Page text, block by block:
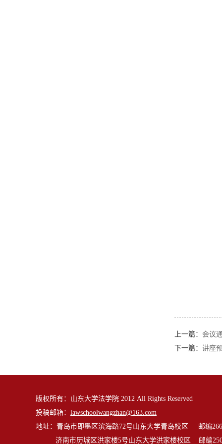
上一篇： 会议
下一篇： 讲座
版权所有：山东大学法学院 2012 All Rights Reserved
投稿邮箱： lawschoolwangzhan@163.com
地址：青岛市即墨区滨海路72号山东大学青岛校区 邮编
济南市历城区洪家楼5号山东大学洪家楼校区 邮编